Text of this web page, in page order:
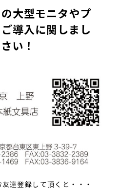
大型モニタやプ
導入に関しまし
い！
達登録して頂くと・・・